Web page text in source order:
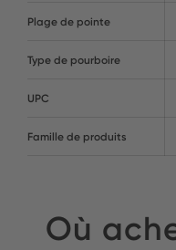
Plage de pointe
Type de pourboire
UPC
Famille de produits
Où